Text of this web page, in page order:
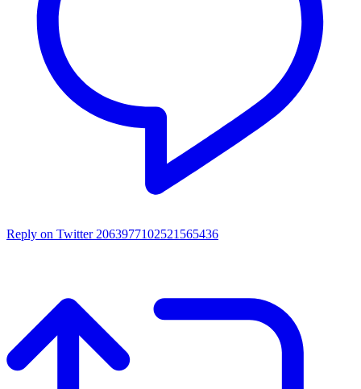
Reply on Twitter 2063977102521565436